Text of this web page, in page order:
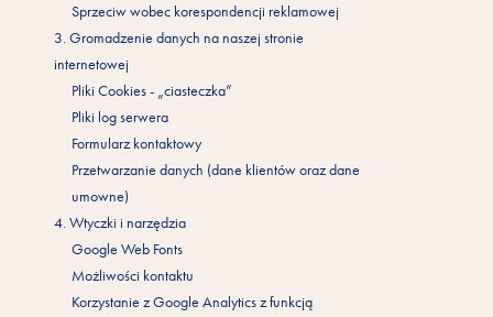
Sprzeciw wobec korespondencji reklamowej
3. Gromadzenie danych na naszej stronie
internetowej
Pliki Cookies - „ciasteczka”
Pliki log serwera
Formularz kontaktowy
Przetwarzanie danych (dane klientów oraz dane
umowne)
4. Wtyczki i narzędzia
Google Web Fonts
Możliwości kontaktu
Korzystanie z Google Analytics z funkcją